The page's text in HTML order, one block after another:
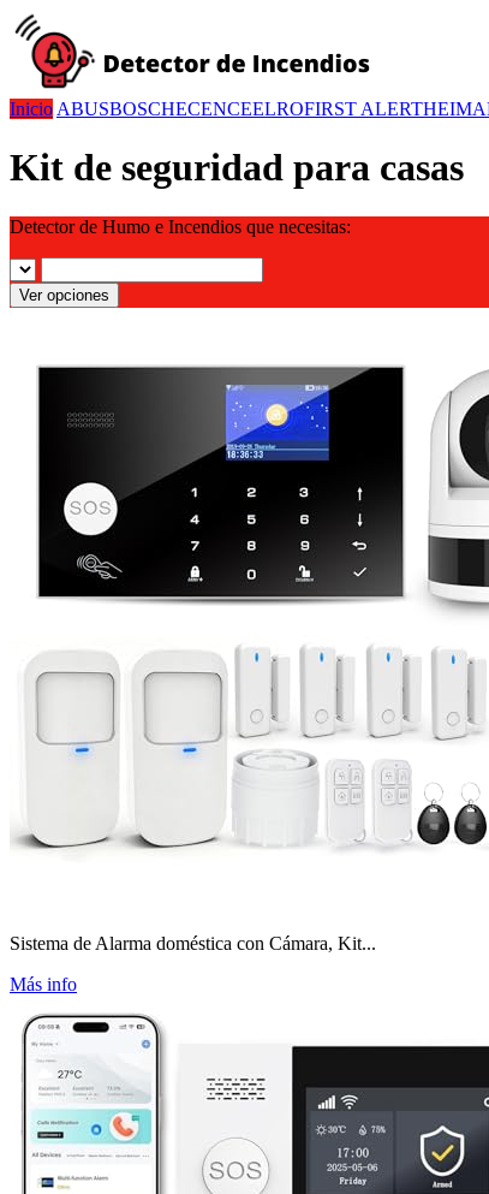
Inicio ABUSBOSCHECENCEELROFIRST ALERT
Kit de seguridad para casas
Detector de Humo e Incendios que necesitas:
Ver opciones
Sistema de Alarma doméstica con Cámara, Kit...
Más info